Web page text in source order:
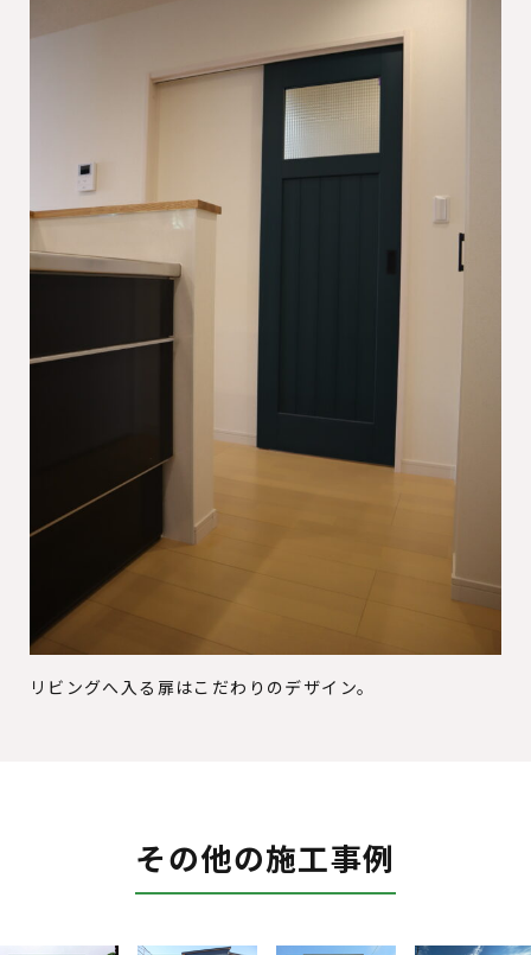
リビングへ入る扉はこだわりのデザイン。
その他の施工事例